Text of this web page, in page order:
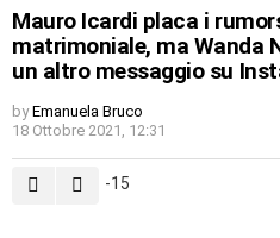
Mauro Icardi placa i
matrimoniale, ma Wanda
un altro messaggio su
by Emanuela Bruco
18 Ottobre 2021, 12:31
-15